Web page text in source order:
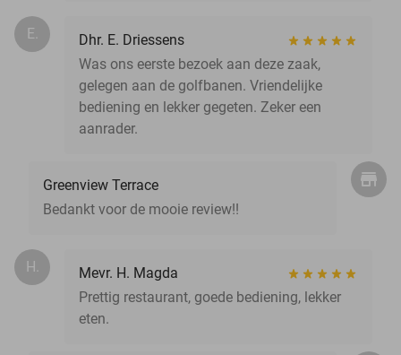
E.
Dhr. E. Driessens
Was ons eerste bezoek aan deze zaak,
gelegen aan de golfbanen. Vriendelijke
bediening en lekker gegeten. Zeker een
aanrader.
Greenview Terrace
Bedankt voor de mooie review!!
H.
Mevr. H. Magda
Prettig restaurant, goede bediening, lekker
eten.